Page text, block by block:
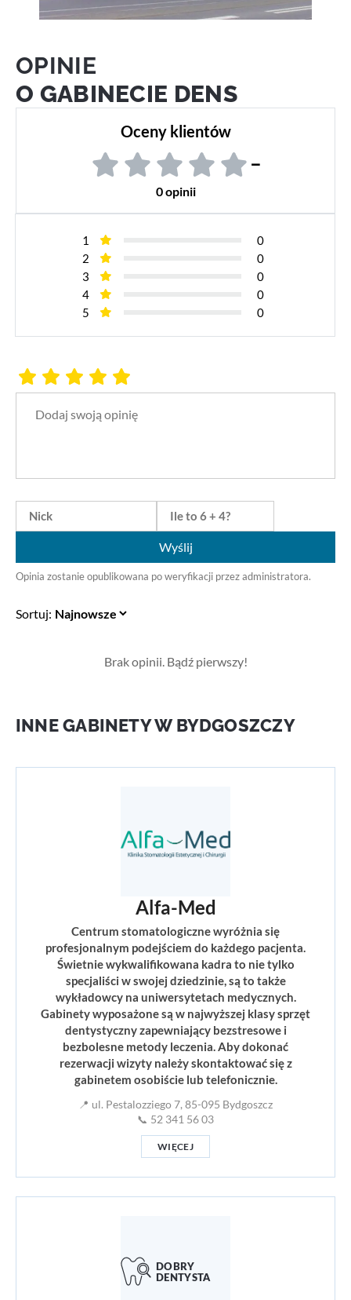
OPINIE
O GABINECIE DENS
Oceny klientów
–
0 opinii
1
0
2
0
3
0
4
0
5
0
Wyślij
Opinia zostanie opublikowana po weryfikacji przez administratora.
Sortuj:
Brak opinii. Bądź pierwszy!
INNE GABINETY W BYDGOSZCZY
Alfa-Med
Centrum stomatologiczne wyróżnia się
profesjonalnym podejściem do każdego pacjenta.
Świetnie wykwalifikowana kadra to nie tylko
specjaliści w swojej dziedzinie, są to także
wykładowcy na uniwersytetach medycznych.
Gabinety wyposażone są w najwyższej klasy sprzęt
dentystyczny zapewniający bezstresowe i
bezbolesne metody leczenia. Aby dokonać
rezerwacji wizyty należy skontaktować się z
gabinetem osobiście lub telefonicznie.
📍 ul. Pestalozziego 7, 85-095 Bydgoszcz
📞 52 341 56 03
WIĘCEJ